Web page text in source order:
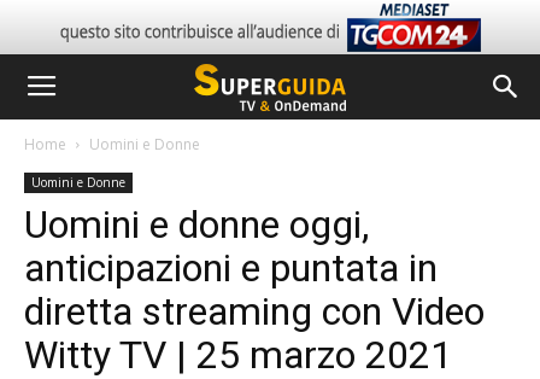
Home Uomini e Donne
Uomini e Donne
Uomini e donne oggi,
anticipazioni e puntata in
diretta streaming con Video
Witty TV | 25 marzo 2021